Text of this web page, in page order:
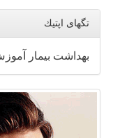
تگهای اپتیك
بهداشت بیمار